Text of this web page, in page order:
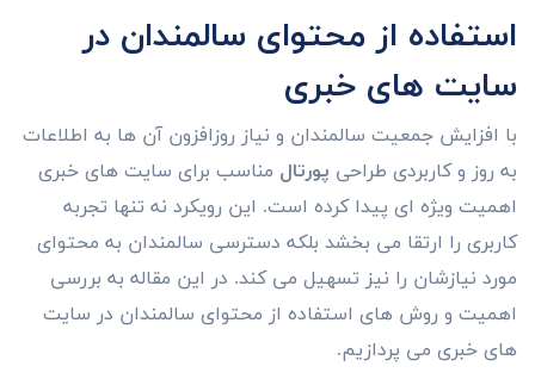
استفاده از محتوای سالمندان در
سایت های خبری
با افزایش جمعیت سالمندان و نیاز روزافزون آن ها به اطلاعات
به روز و کاربردی طراحی پورتال مناسب برای سایت های خبری
اهمیت ویژه ای پیدا کرده است. این رویکرد نه تنها تجربه
کاربری را ارتقا می بخشد بلکه دسترسی سالمندان به محتوای
مورد نیازشان را نیز تسهیل می کند. در این مقاله به بررسی
اهمیت و روش های استفاده از محتوای سالمندان در سایت
های خبری می پردازیم.